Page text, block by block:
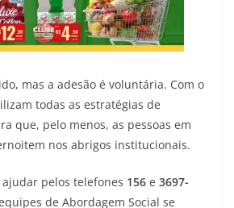
mas a adesão é voluntária. Com o
todas as estratégias de
que, pelo menos, as pessoas em
nos abrigos institucionais.
pelos telefones 156 e 3697-
de Abordagem Social se